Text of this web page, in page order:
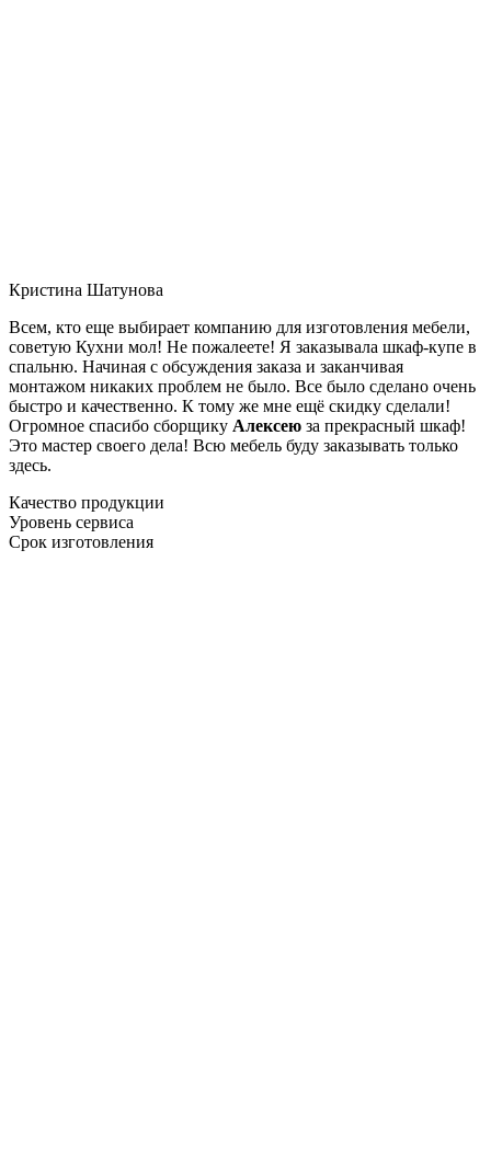
Кристина Шатунова
Всем, кто еще выбирает компанию для изготовления мебели,
советую Кухни мол! Не пожалеете! Я заказывала шкаф-купе в
спальню. Начиная с обсуждения заказа и заканчивая
монтажом никаких проблем не было. Все было сделано очень
быстро и качественно. К тому же мне ещё скидку сделали!
Огромное спасибо сборщику Алексею за прекрасный шкаф!
Это мастер своего дела! Всю мебель буду заказывать только
здесь.
Качество продукции
Уровень сервиса
Срок изготовления